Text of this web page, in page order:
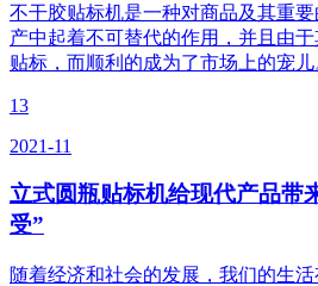
不干胶贴标机是一种对商品及其重
产中起着不可替代的作用，并且由
贴标，而顺利的成为了市场上的宠
13
2021-11
立式圆瓶贴标机给现代产品带
受”
随着经济和社会的发展，我们的生